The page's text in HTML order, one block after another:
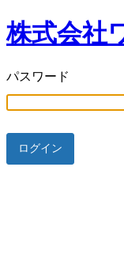
株式会社
パスワード